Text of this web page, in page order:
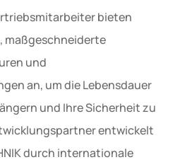
bieten
maßgeschneiderte
und
an, um die Lebensdauer
und Ihre Sicherheit zu
entwickelt
durch internationale